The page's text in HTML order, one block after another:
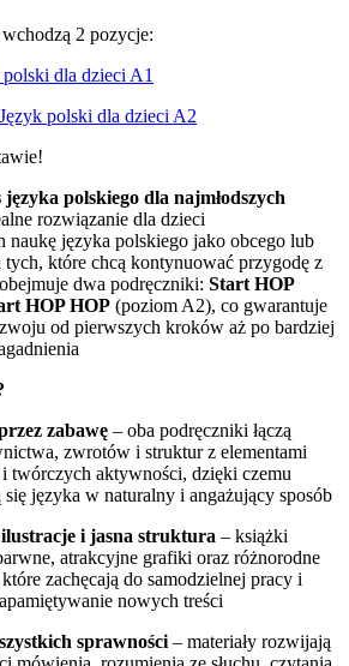
2 pozycje:
dla dzieci A1
polski dla dzieci A2
polskiego dla najmłodszych
rozwiązanie dla dzieci
naukę języka polskiego jako obcego lub
tych, które chcą kontynuować przygodę z
dwa podręczniki: Start HOP
HOP HOP (poziom A2), co gwarantuje
od pierwszych kroków aż po bardziej
zabawę – oba podręczniki łączą
zwrotów i struktur z elementami
i twórczych aktywności, dzięki czemu
się języka w naturalny i angażujący sposób
i jasna struktura – książki
atrakcyjne grafiki oraz różnorodne
zachęcają do samodzielnej pracy i
nowych treści
sprawności – materiały rozwijają